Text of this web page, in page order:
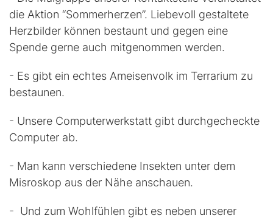
die Aktion “Sommerherzen”. Liebevoll gestaltete
Herzbilder können bestaunt und gegen eine
Spende gerne auch mitgenommen werden.
- Es gibt ein echtes Ameisenvolk im Terrarium zu
bestaunen.
- Unsere Computerwerkstatt gibt durchgecheckte
Computer ab.
- Man kann verschiedene Insekten unter dem
Misroskop aus der Nähe anschauen.
- Und zum Wohlfühlen gibt es neben unserer